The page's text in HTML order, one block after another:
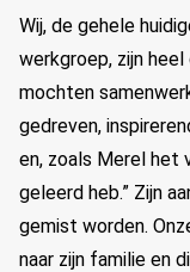
Wij, de gehele
werkgroep, zijn
mochten
gedreven,
en, zoals Merel het
geleerd heb.” Zijn
gemist worden.
naar zijn familie en